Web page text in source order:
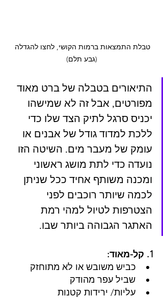
טבלת התמצאות ברמות הקושי, לחצו להגדלה
(גבע תלם)
התיאורים בטבלה של ברט מאוד
מפורטים, אבל זה לא שמישהו
יכניס סרגל לתיק הצד שלו כדי
ללכת למדוד גודל של אבנים או
עומק של מעבר מים. השיטה הזו
נועדה כדי לתת מושג ראשוני
ומכנה משותף אחיד ככל שניתן
לכמה שיותר רוכבים לפני
הצטרפות לטיול למהי רמת
האתגר הגבוהה ביותר שבו.
1. קל-מאוד:
כביש משובש או לא מתוחזק
שביל עפר מהודק
עליות/ ירידות קטנות